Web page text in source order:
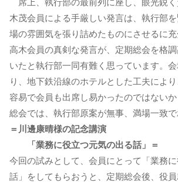
木茂会員による手厳しい発言は、執行部
場の雰囲気を張り詰めたものにさせるに充
高木会員の真剣な発言が、定期総会を格
いたと執行部一同有難く思っています。
り、地下鉄沿線のホテルとした工夫によ
容易で会員も出席し易かったのではないか
総会では、執行部原案が無事、満場一致で
＝川邊康晴様の記念講演
「業務に役立つ元気の出る話」＝
今回の試みとして、会員にとって「業務
話」をしてもらおうと、定期総会後、役